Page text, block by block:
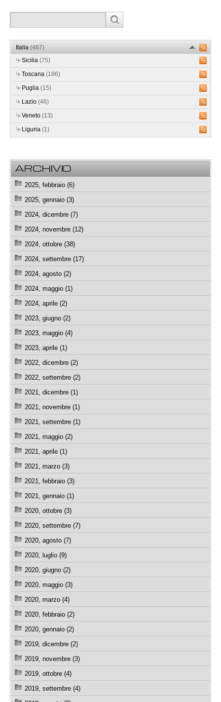
Italia (467)
Sicilia (75)
Toscana (186)
Puglia (15)
Lazio (46)
Veneto (13)
Liguria (1)
ARCHIVIO
2025, febbraio (6)
2025, gennaio (3)
2024, dicembre (7)
2024, novembre (12)
2024, ottobre (38)
2024, settembre (17)
2024, agosto (2)
2024, maggio (1)
2024, aprile (2)
2023, giugno (2)
2023, maggio (4)
2023, aprile (1)
2022, dicembre (2)
2022, settembre (2)
2021, dicembre (1)
2021, novembre (1)
2021, settembre (1)
2021, maggio (2)
2021, aprile (1)
2021, marzo (3)
2021, febbraio (3)
2021, gennaio (1)
2020, ottobre (3)
2020, settembre (7)
2020, agosto (7)
2020, luglio (9)
2020, giugno (2)
2020, maggio (3)
2020, marzo (4)
2020, febbraio (2)
2020, gennaio (2)
2019, dicembre (2)
2019, novembre (3)
2019, ottobre (4)
2019, settembre (4)